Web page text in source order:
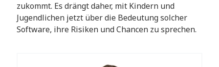
zukommt. Es drängt daher, mit Kindern und
Jugendlichen jetzt über die Bedeutung solcher
Software, ihre Risiken und Chancen zu sprechen.